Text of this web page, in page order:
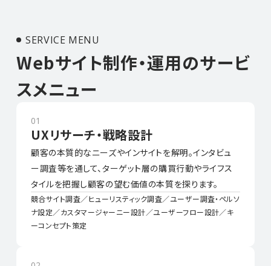
SERVICE MENU
Webサイト制作・運用のサービ
スメニュー
01
UXリサーチ・戦略設計
顧客の本質的なニーズやインサイトを解明。インタビュ
ー調査等を通して、ターゲット層の購買行動やライフス
タイルを把握し顧客の望む価値の本質を探ります。
競合サイト調査／ヒューリスティック調査／ユーザー調査・ペルソ
ナ設定／カスタマージャーニー設計／ユーザーフロー設計／キ
ーコンセプト策定